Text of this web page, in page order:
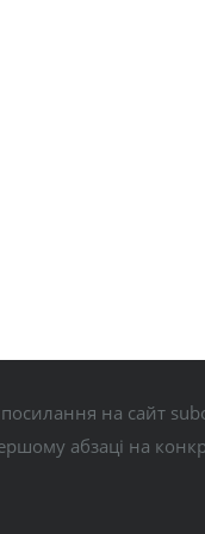
на сайт
абзаці на